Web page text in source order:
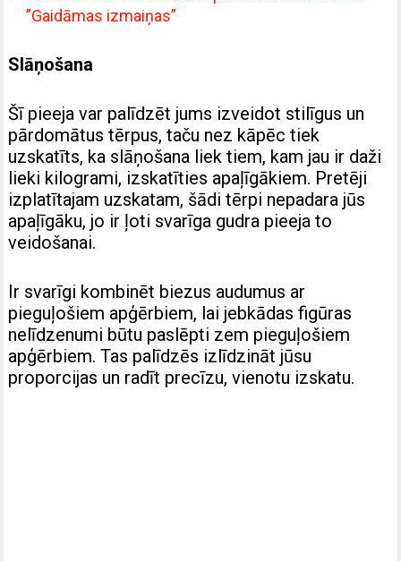
”Gaidāmas izmaiņas”
Slāņošana
Šī pieeja var palīdzēt jums izveidot stilīgus un
pārdomātus tērpus, taču nez kāpēc tiek
uzskatīts, ka slāņošana liek tiem, kam jau ir daži
lieki kilogrami, izskatīties apaļīgākiem. Pretēji
izplatītajam uzskatam, šādi tērpi nepadara jūs
apaļīgāku, jo ir ļoti svarīga gudra pieeja to
veidošanai.
Ir svarīgi kombinēt biezus audumus ar
pieguļošiem apģērbiem, lai jebkādas figūras
nelīdzenumi būtu paslēpti zem pieguļošiem
apģērbiem. Tas palīdzēs izlīdzināt jūsu
proporcijas un radīt precīzu, vienotu izskatu.